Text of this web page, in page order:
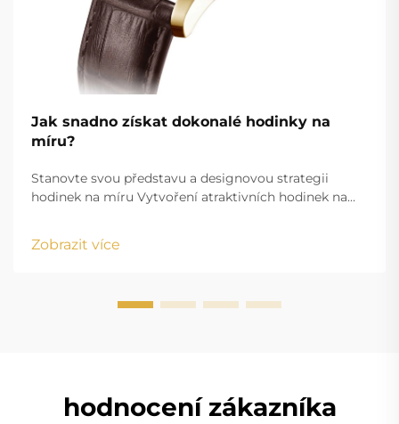
Jak snadno získat dokonalé hodinky na
míru?
Stanovte svou představu a designovou strategii
hodinek na míru Vytvoření atraktivních hodinek na
vytváříte firemní dárkové předměty nebo osobně
Zobrazit více
hodnocení zákazníka